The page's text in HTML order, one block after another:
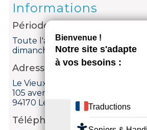
Informations
Période d'ouverture
Toute l'année du lundi au
dimanche de 8h à 16h.
Adresse
Le Vieux Bistrot
105 avenue du Général de Gaulle
94170 Le Perreux-sur-Marne
Téléphone